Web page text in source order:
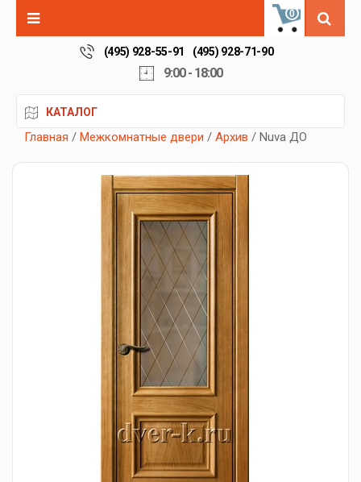
0
(495) 928-55-91 (495) 928-71-90
9:00 - 18:00
КАТАЛОГ
Главная / Межкомнатные двери / Архив / Nuva ДО